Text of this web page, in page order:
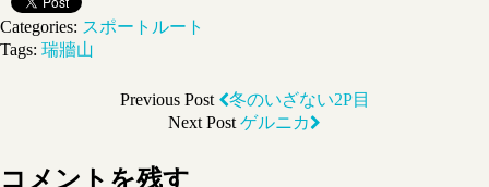
Categories: スポートルート
Tags: 瑞牆山
Previous Post
冬のいざない2P目
Next Post ゲルニカ
コメントを残す